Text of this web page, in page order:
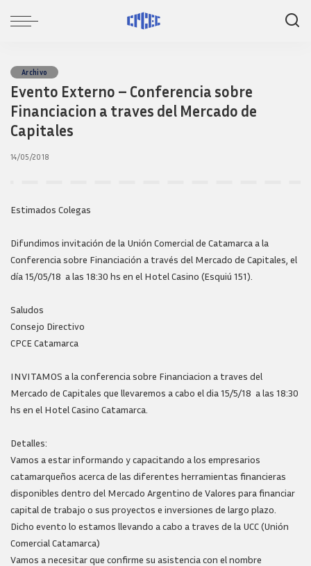
Archivo
Evento Externo – Conferencia sobre
Financiacion a traves del Mercado de
Capitales
14/05/2018
Estimados Colegas
Difundimos invitación de la Unión Comercial de Catamarca a la
Conferencia sobre Financiación a través del Mercado de Capitales, el
día 15/05/18 a las 18:30 hs en el Hotel Casino (Esquiú 151).
Saludos
Consejo Directivo
CPCE Catamarca
INVITAMOS a la conferencia sobre Financiacion a traves del
Mercado de Capitales que llevaremos a cabo el dia 15/5/18 a las 18:30
hs en el Hotel Casino Catamarca.
Detalles:
Vamos a estar informando y capacitando a los empresarios
catamarqueños acerca de las diferentes herramientas financieras
disponibles dentro del Mercado Argentino de Valores para financiar
capital de trabajo o sus proyectos e inversiones de largo plazo.
Dicho evento lo estamos llevando a cabo a traves de la UCC (Unión
Comercial Catamarca)
Vamos a necesitar que confirme su asistencia con el nombre